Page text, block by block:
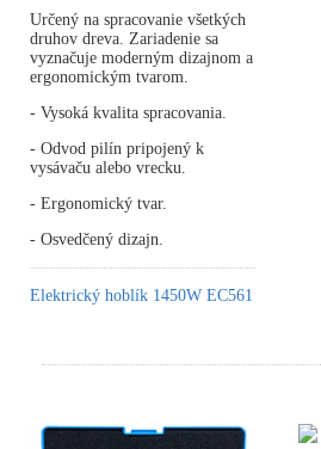
Určený na spracovanie všetkých
druhov dreva. Zariadenie sa
vyznačuje moderným dizajnom a
ergonomickým tvarom.
- Vysoká kvalita spracovania.
- Odvod pilín pripojený k
vysávaču alebo vrecku.
- Ergonomický tvar.
- Osvedčený dizajn.
Elektrický hoblík 1450W EC561